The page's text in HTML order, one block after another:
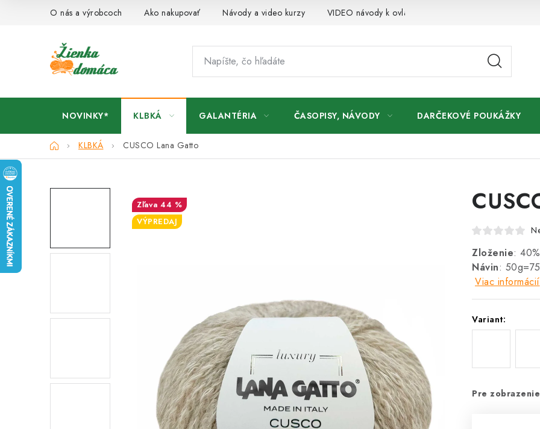
O nás a výrobcoch Ako nakupovať Návody a video kurzy VIDEO návody k ovládaniu e-shopu
NOVINKY* KLBKÁ GALANTÉRIA ČASOPISY, NÁVODY DARČEKOVÉ POUKÁŽKY
DomovKLBKÁ CUSCO Lana Gatto
Zloženie:
Návin:
Viac informácií
Variant:
Pre
44 %
VÝPREDAJ